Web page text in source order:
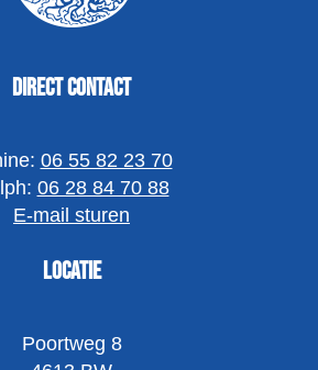
Direct contact
06 55 82 23 70
06 28 84 70 88
E-mail sturen
Locatie
Poortweg 8